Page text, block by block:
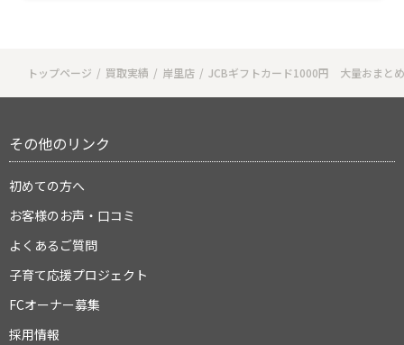
トップページ 買取実績 岸里店 JCBギフトカード1000円 大量おまとめ
その他のリンク
初めての方へ
お客様のお声・口コミ
よくあるご質問
子育て応援プロジェクト
FCオーナー募集
採用情報